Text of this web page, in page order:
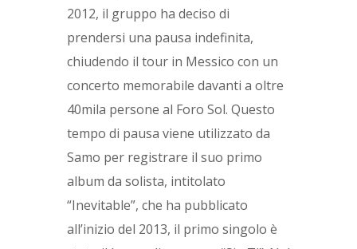
2012, il gruppo ha deciso di
prendersi una pausa indefinita,
chiudendo il tour in Messico con un
concerto memorabile davanti a oltre
40mila persone al Foro Sol. Questo
tempo di pausa viene utilizzato da
Samo per registrare il suo primo
album da solista, intitolato
“Inevitable”, che ha pubblicato
all’inizio del 2013, il primo singolo è